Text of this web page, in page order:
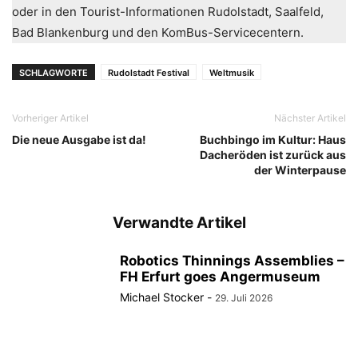
oder in den Tourist-Informationen Rudolstadt, Saalfeld,
Bad Blankenburg und den KomBus-Servicecentern.
SCHLAGWORTE Rudolstadt Festival Weltmusik
Vorheriger Artikel
Die neue Ausgabe ist da!
Nächster Artikel
Buchbingo im Kultur: Haus
Dacheröden ist zurück aus
der Winterpause
Verwandte Artikel
Robotics Thinnings Assemblies –
FH Erfurt goes Angermuseum
Michael Stocker - 29. Juli 2026